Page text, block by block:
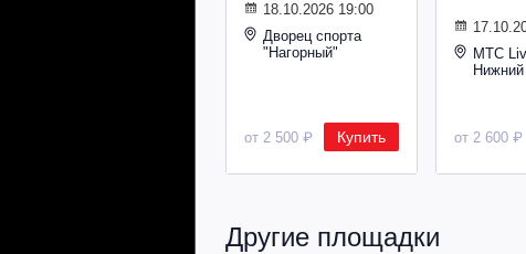
18.10.2026 19:00
Дворец спорта
"Нагорный"
от 2 500 ₽ Купить
МТС
от 2 600 ₽
Другие площадки